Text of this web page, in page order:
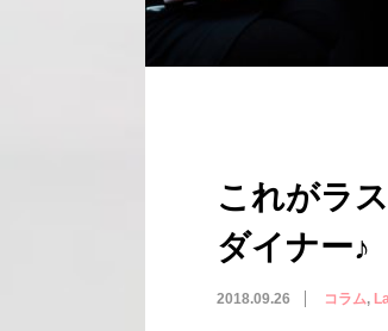
これがラ
ダイナー♪
2018.09.26 コラム